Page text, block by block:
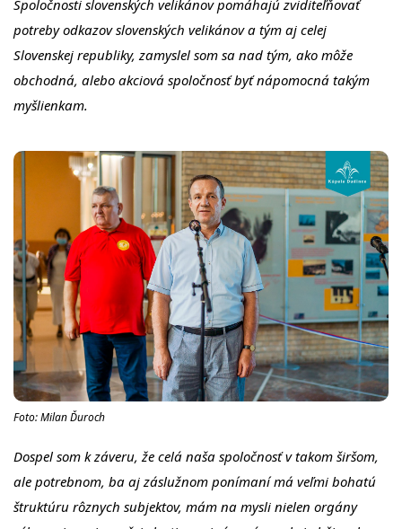
Spoločnosti slovenských velikánov pomáhajú zviditeľňovať
potreby odkazov slovenských velikánov a tým aj celej
Slovenskej republiky, zamyslel som sa nad tým, ako môže
obchodná, alebo akciová spoločnosť byť nápomocná takým
myšlienkam.
Foto: Milan Ďuroch
Dospel som k záveru, že celá naša spoločnosť v takom širšom,
ale potrebnom, ba aj záslužnom ponímaní má veľmi bohatú
štruktúru rôznych subjektov, mám na mysli nielen orgány